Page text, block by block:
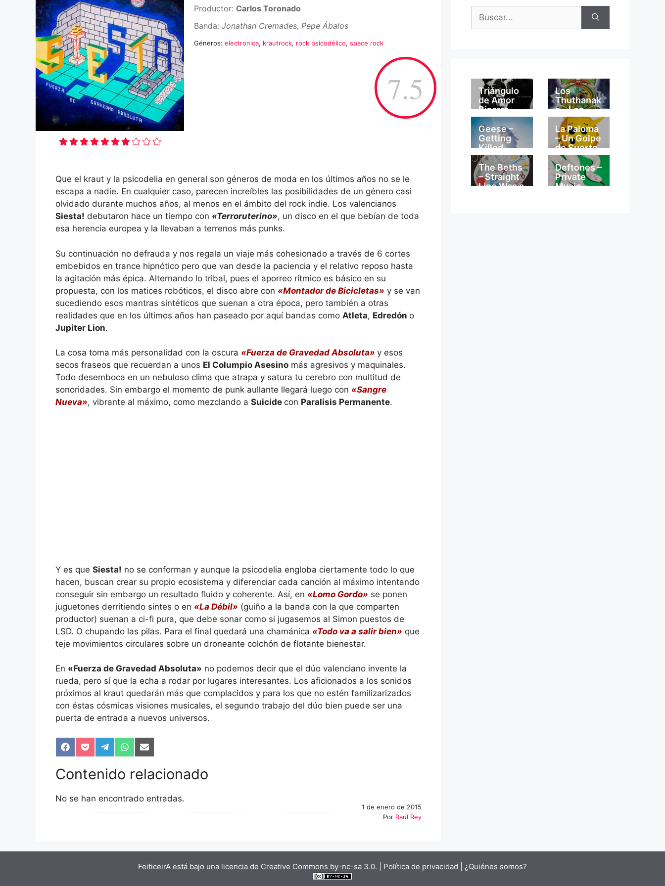
Productor: Carlos Toronado
Banda: Jonathan Cremades, Pepe Ábalos
Géneros: electronica, krautrock, rock psicodélico, space rock
7.5
Que el kraut y la psicodelia en general son géneros de moda en los últimos años no se le
escapa a nadie. En cualquier caso, parecen increíbles las posibilidades de un género casi
olvidado durante muchos años, al menos en el ámbito del rock indie. Los valencianos
Siesta! debutaron hace un tiempo con «Terroruterino», un disco en el que bebían de toda
esa herencia europea y la llevaban a terrenos más punks.
Su continuación no defrauda y nos regala un viaje más cohesionado a través de 6 cortes
embebidos en trance hipnótico pero que van desde la paciencia y el relativo reposo hasta
la agitación más épica. Alternando lo tribal, pues el aporreo rítmico es básico en su
propuesta, con los matices robóticos, el disco abre con «Montador de Bicicletas» y se van
sucediendo esos mantras sintéticos que suenan a otra época, pero también a otras
realidades que en los últimos años han paseado por aquí bandas como Atleta, Edredón o
Jupiter Lion.
La cosa toma más personalidad con la oscura «Fuerza de Gravedad Absoluta» y esos
secos fraseos que recuerdan a unos El Columpio Asesino más agresivos y maquinales.
Todo desemboca en un nebuloso clima que atrapa y satura tu cerebro con multitud de
sonoridades. Sin embargo el momento de punk aullante llegará luego con «Sangre
Nueva», vibrante al máximo, como mezclando a Suicide con Paralisis Permanente.
Y es que Siesta! no se conforman y aunque la psicodelia engloba ciertamente todo lo que
hacen, buscan crear su propio ecosistema y diferenciar cada canción al máximo intentando
conseguir sin embargo un resultado fluido y coherente. Así, en «Lomo Gordo» se ponen
juguetones derritiendo sintes o en «La Débil» (guiño a la banda con la que comparten
productor) suenan a ci-fi pura, que debe sonar como si jugasemos al Simon puestos de
LSD. O chupando las pilas. Para el final quedará una chamánica «Todo va a salir bien» que
teje movimientos circulares sobre un droneante colchón de flotante bienestar.
En «Fuerza de Gravedad Absoluta» no podemos decir que el dúo valenciano invente la
rueda, pero sí que la echa a rodar por lugares interesantes. Los aficionados a los sonidos
próximos al kraut quedarán más que complacidos y para los que no estén familizarizados
con éstas cósmicas visiones musicales, el segundo trabajo del dúo bien puede ser una
puerta de entrada a nuevos universos.
Compartir
en
Facebook
Compartir
en
Pocket
Compartir
en
Telegram
Compartir
en
WhatsApp
Compartir
en
Email
Contenido relacionado
No se han encontrado entradas.
1 de enero de 2015
Por Raúl Rey
Triángulo
de Amor
Bizarro –
Mi
Catedral
Los
Thuthanak
a – Los
Thuthanak
a
Geese –
Getting
Killed
La Paloma
– Un Golpe
de Suerte
The Beths
– Straight
Line Was a
Deftones –
Private
Music
FeiticeirA está bajo una licencia de Creative Commons by-nc-sa 3.0. | Política de privacidad | ¿Quiénes somos?